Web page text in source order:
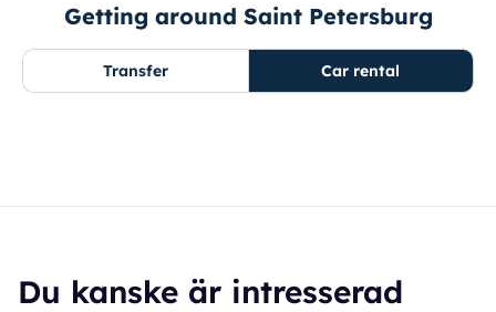
Getting around Saint Petersburg
Transfer Car rental
Du kanske är intresserad